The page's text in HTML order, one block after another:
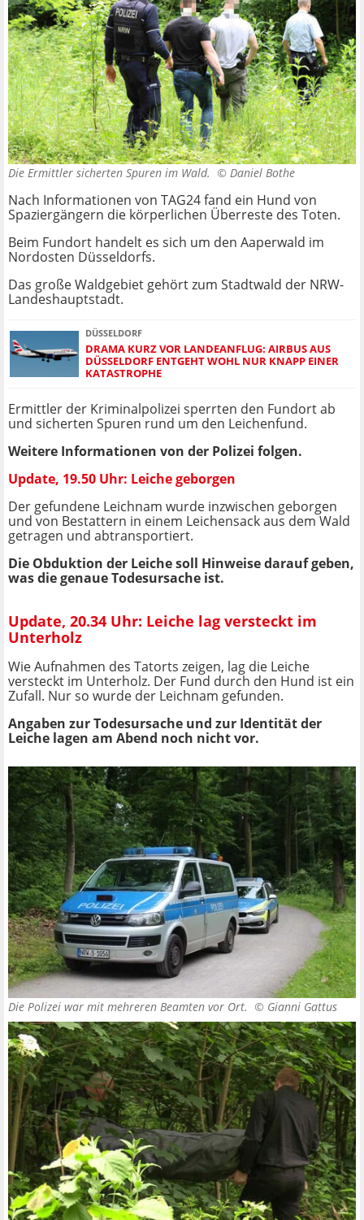
Die Ermittler sicherten Spuren im Wald. © Daniel Bothe
Nach Informationen von TAG24 fand ein Hund von
Spaziergängern die körperlichen Überreste des Toten.
Beim Fundort handelt es sich um den Aaperwald im
Nordosten Düsseldorfs.
Das große Waldgebiet gehört zum Stadtwald der NRW-
Landeshauptstadt.
DÜSSELDORF
DRAMA KURZ VOR LANDEANFLUG: AIRBUS AUS
DÜSSELDORF ENTGEHT WOHL NUR KNAPP EINER
KATASTROPHE
Ermittler der Kriminalpolizei sperrten den Fundort ab
und sicherten Spuren rund um den Leichenfund.
Weitere Informationen von der Polizei folgen.
Update, 19.50 Uhr: Leiche geborgen
Der gefundene Leichnam wurde inzwischen geborgen
und von Bestattern in einem Leichensack aus dem Wald
getragen und abtransportiert.
Die Obduktion der Leiche soll Hinweise darauf geben,
was die genaue Todesursache ist.
Update, 20.34 Uhr: Leiche lag versteckt im
Unterholz
Wie Aufnahmen des Tatorts zeigen, lag die Leiche
versteckt im Unterholz. Der Fund durch den Hund ist ein
Zufall. Nur so wurde der Leichnam gefunden.
Angaben zur Todesursache und zur Identität der
Leiche lagen am Abend noch nicht vor.
Die Polizei war mit mehreren Beamten vor Ort. © Gianni Gattus